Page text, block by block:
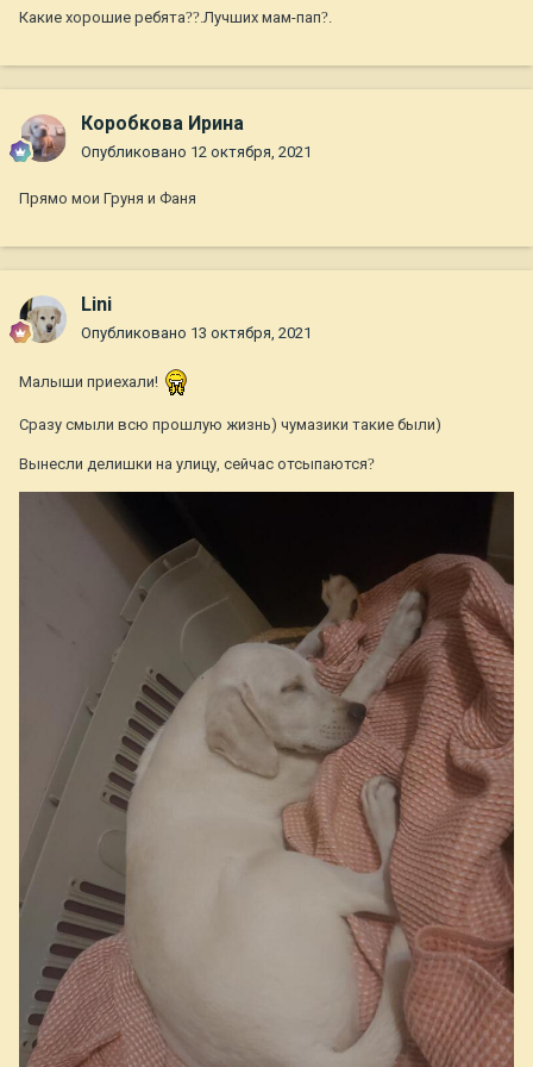
Какие хорошие ребята??.Лучших мам-пап?.
Коробкова Ирина
Опубликовано 12 октября, 2021
Прямо мои Груня и Фаня
Lini
Опубликовано 13 октября, 2021
Малыши приехали!
Сразу смыли всю прошлую жизнь) чумазики такие были)
Вынесли делишки на улицу, сейчас отсыпаются?